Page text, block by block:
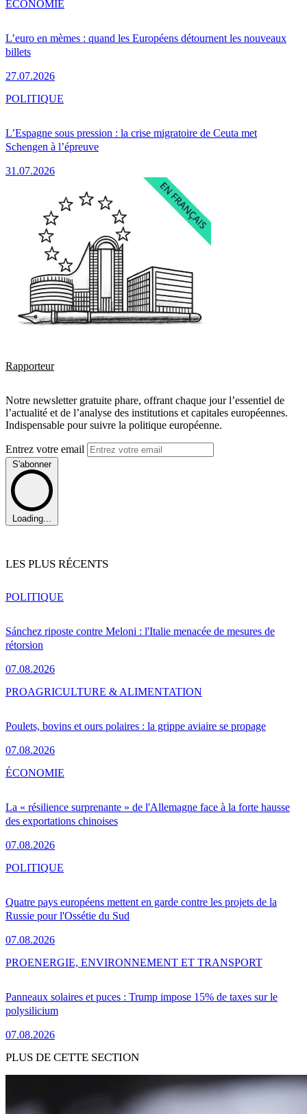
L’euro en mèmes : quand les Européens détournent les nouveaux
billets
27.07.2026
ÉCONOMIE
L’Espagne sous pression : la crise migratoire de Ceuta met
Schengen à l’épreuve
31.07.2026
POLITIQUE
Rapporteur
Notre newsletter gratuite phare, offrant chaque jour l’essentiel de
l’actualité et de l’analyse des institutions et capitales européennes.
Indispensable pour suivre la politique européenne.
Entrez votre email
S'abonner
Loading...
LES PLUS RÉCENTS
Sánchez riposte contre Meloni : l'Italie menacée de mesures de
rétorsion
07.08.2026
POLITIQUE
Poulets, bovins et ours polaires : la grippe aviaire se propage
07.08.2026
PROAGRICULTURE & ALIMENTATION
La « résilience surprenante » de l'Allemagne face à la forte hausse
des exportations chinoises
07.08.2026
ÉCONOMIE
Quatre pays européens mettent en garde contre les projets de la
Russie pour l'Ossétie du Sud
07.08.2026
POLITIQUE
Panneaux solaires et puces : Trump impose 15% de taxes sur le
polysilicium
07.08.2026
PROENERGIE, ENVIRONNEMENT ET TRANSPORT
PLUS DE CETTE SECTION